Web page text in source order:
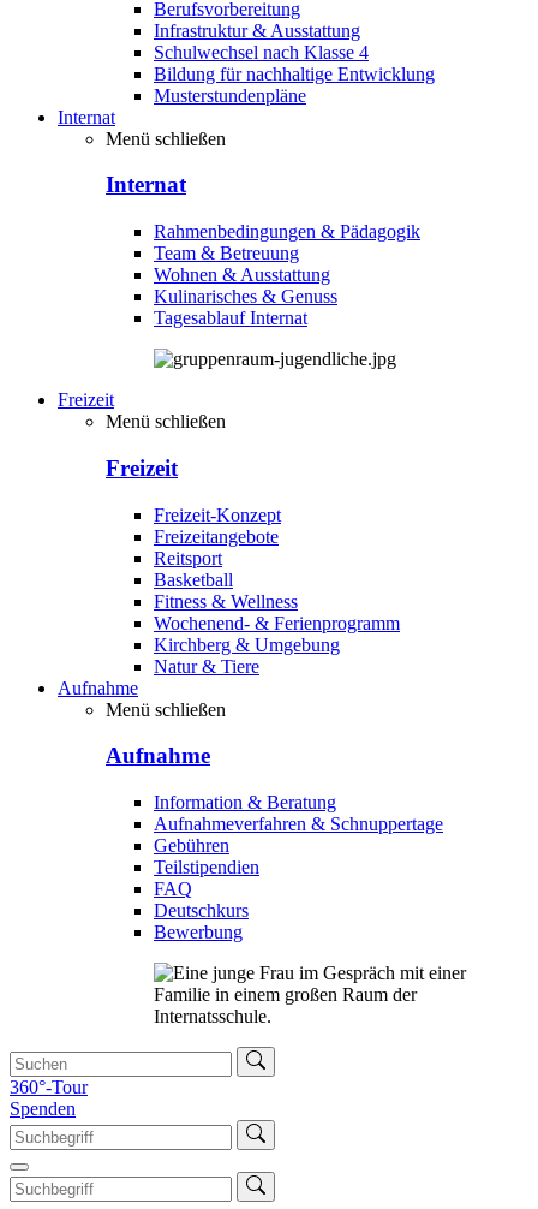
Berufsvorbereitung
Infrastruktur & Ausstattung
Schulwechsel nach Klasse 4
Bildung für nachhaltige Entwicklung
Musterstundenpläne
Internat
Menü schließen
Internat
Rahmenbedingungen & Pädagogik
Team & Betreuung
Wohnen & Ausstattung
Kulinarisches & Genuss
Tagesablauf Internat
Freizeit
Menü schließen
Freizeit
Freizeit-Konzept
Freizeitangebote
Reitsport
Basketball
Fitness & Wellness
Wochenend- & Ferienprogramm
Kirchberg & Umgebung
Natur & Tiere
Aufnahme
Menü schließen
Aufnahme
Information & Beratung
Aufnahmeverfahren & Schnuppertage
Gebühren
Teilstipendien
FAQ
Deutschkurs
Bewerbung
360°-Tour
Spenden